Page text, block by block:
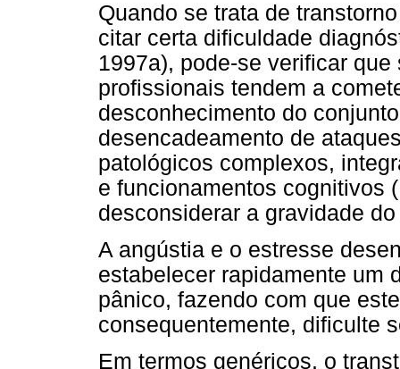
Quando se trata de
citar certa dificuldade
1997a), pode-se verificar
profissionais tendem a
desconhecimento do
desencadeamento de
patológicos complexos,
e funcionamentos cognitivos
desconsiderar a gravidade
A angústia e o estresse
estabelecer rapidamente um
pânico, fazendo com que
consequentemente, dificulte
Em termos genéricos, o